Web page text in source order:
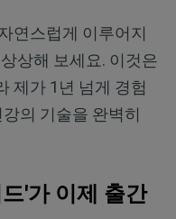
연스럽게 이루어지
상해 보세요. 이것은
제가 1년 넘게 경험
의 기술을 완벽히
'가 이제 출간